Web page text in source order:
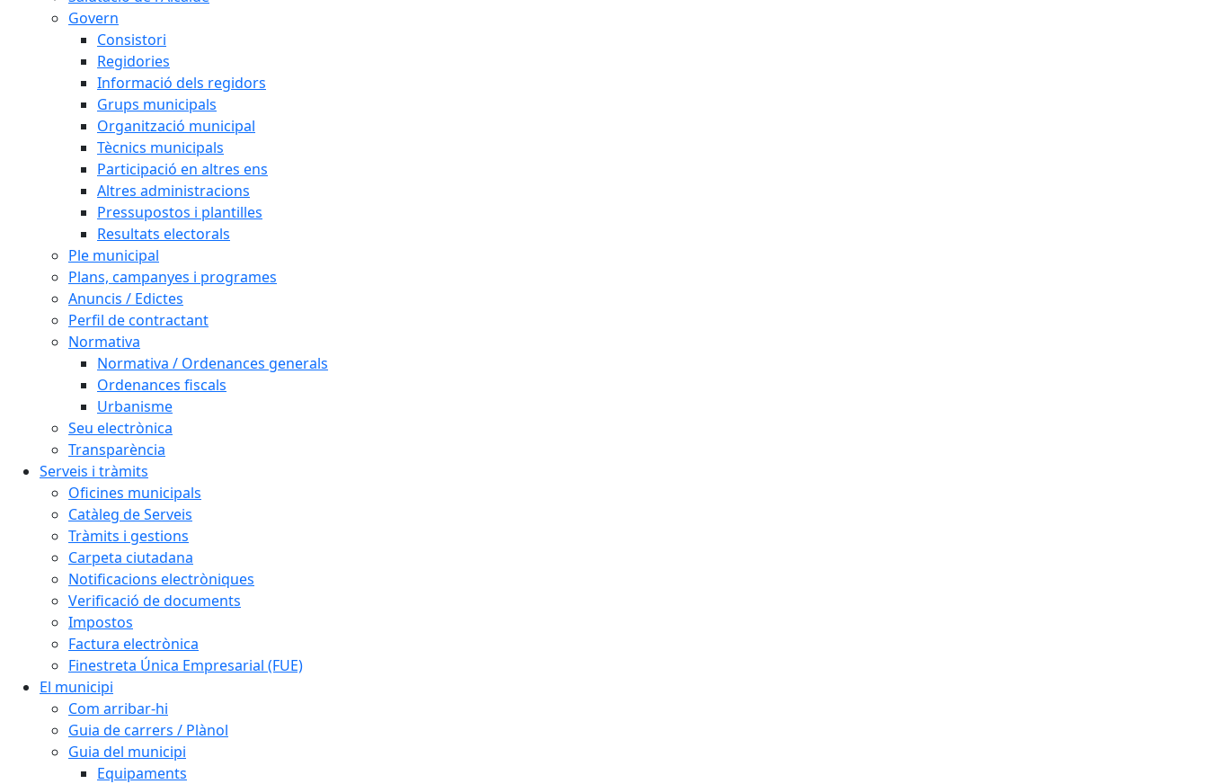
Govern
Consistori
Regidories
Informació dels regidors
Grups municipals
Organització municipal
Tècnics municipals
Participació en altres ens
Altres administracions
Pressupostos i plantilles
Resultats electorals
Ple municipal
Plans, campanyes i programes
Anuncis / Edictes
Perfil de contractant
Normativa
Normativa / Ordenances generals
Ordenances fiscals
Urbanisme
Seu electrònica
Transparència
Serveis i tràmits
Oficines municipals
Catàleg de Serveis
Tràmits i gestions
Carpeta ciutadana
Notificacions electròniques
Verificació de documents
Impostos
Factura electrònica
Finestreta Única Empresarial (FUE)
El municipi
Com arribar-hi
Guia de carrers / Plànol
Guia del municipi
Equipaments